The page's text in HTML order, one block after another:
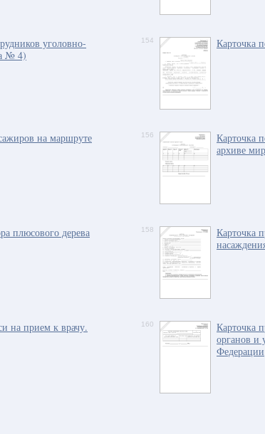
уголовно-
№ 4)
154 Карточка
на маршруте 156
Карточка
архиве
плюсового дерева 158
Карточка
на прием к врачу.
160
Карточка
органов и
Федерации